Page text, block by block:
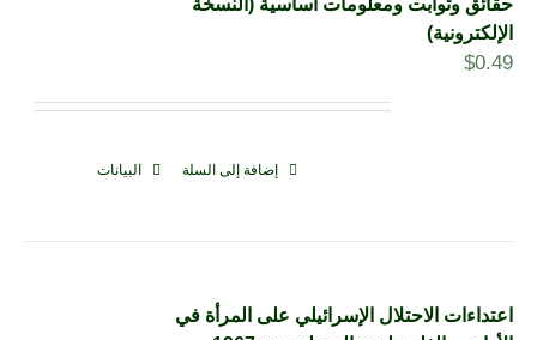
حقائق وثوابت ومعلومات أساسية (النسخة
الإلكترونية)
$0.49
إضافة إلى السلة البيانات
اعتداءات الاحتلال الإسرائيلي على المرأة في